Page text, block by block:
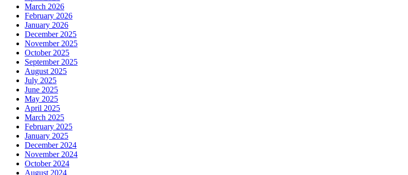
March 2026
February 2026
January 2026
December 2025
November 2025
October 2025
September 2025
August 2025
July 2025
June 2025
May 2025
April 2025
March 2025
February 2025
January 2025
December 2024
November 2024
October 2024
August 2024